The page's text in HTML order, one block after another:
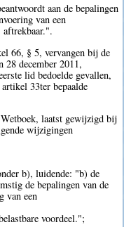
aan de bepalingen
van een
66, § 5, vervangen bij de
december 2011,
lid bedoelde gevallen,
33ter bepaalde
laatst gewijzigd bij
wijzigingen
b), luidende: "b) de
de bepalingen van de
van een
voordeel.";